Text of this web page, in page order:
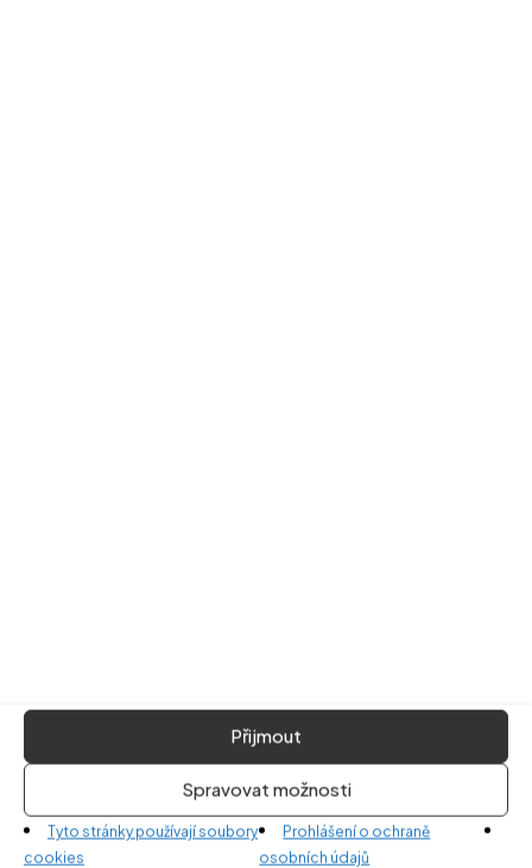
Přijmout
Spravovat možnosti
Tyto stránky používají soubory
cookies
Prohlášení o ochraně
osobních údajů
Přidat do košíku
Přidat do košíku